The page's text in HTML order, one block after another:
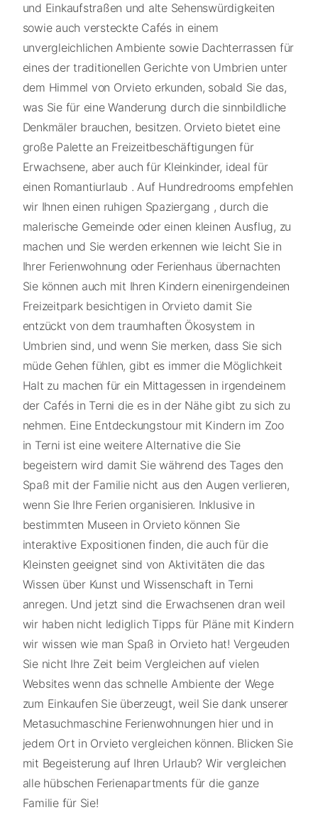
und Einkaufstraßen und alte Sehenswürdigkeiten
sowie auch versteckte Cafés in einem
unvergleichlichen Ambiente sowie Dachterrassen für
eines der traditionellen Gerichte von Umbrien unter
dem Himmel von Orvieto erkunden, sobald Sie das,
was Sie für eine Wanderung durch die sinnbildliche
Denkmäler brauchen, besitzen. Orvieto bietet eine
große Palette an Freizeitbeschäftigungen für
Erwachsene, aber auch für Kleinkinder, ideal für
einen Romantiurlaub . Auf Hundredrooms empfehlen
wir Ihnen einen ruhigen Spaziergang , durch die
malerische Gemeinde oder einen kleinen Ausflug, zu
machen und Sie werden erkennen wie leicht Sie in
Ihrer Ferienwohnung oder Ferienhaus übernachten
Sie können auch mit Ihren Kindern einenirgendeinen
Freizeitpark besichtigen in Orvieto damit Sie
entzückt von dem traumhaften Ökosystem in
Umbrien sind, und wenn Sie merken, dass Sie sich
müde Gehen fühlen, gibt es immer die Möglichkeit
Halt zu machen für ein Mittagessen in irgendeinem
der Cafés in Terni die es in der Nähe gibt zu sich zu
nehmen. Eine Entdeckungstour mit Kindern im Zoo
in Terni ist eine weitere Alternative die Sie
begeistern wird damit Sie während des Tages den
Spaß mit der Familie nicht aus den Augen verlieren,
wenn Sie Ihre Ferien organisieren. Inklusive in
bestimmten Museen in Orvieto können Sie
interaktive Expositionen finden, die auch für die
Kleinsten geeignet sind von Aktivitäten die das
Wissen über Kunst und Wissenschaft in Terni
anregen. Und jetzt sind die Erwachsenen dran weil
wir haben nicht lediglich Tipps für Pläne mit Kindern
wir wissen wie man Spaß in Orvieto hat! Vergeuden
Sie nicht Ihre Zeit beim Vergleichen auf vielen
Websites wenn das schnelle Ambiente der Wege
zum Einkaufen Sie überzeugt, weil Sie dank unserer
Metasuchmaschine Ferienwohnungen hier und in
jedem Ort in Orvieto vergleichen können. Blicken Sie
mit Begeisterung auf Ihren Urlaub? Wir vergleichen
alle hübschen Ferienapartments für die ganze
Familie für Sie!